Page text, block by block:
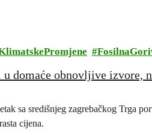
domaće obnovljive izvore,
sa središnjeg zagrebačkog Trga
cijena.